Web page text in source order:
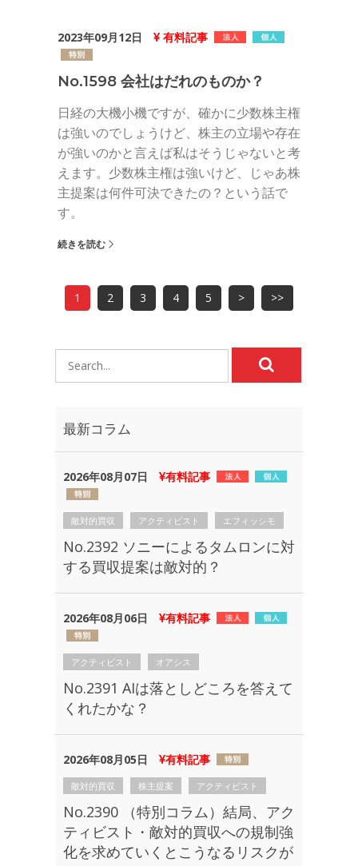
2023年09月12日 有料記事
No.1598 会社はだれのものか？
日経の大機小機ですが、確かに少数株主権
は強いのでしょうけど、株主の立場や存在
が強いのかと言えば私はそうじゃないと考
えます。少数株主権は強いけど、じゃあ株
主提案は何件可決できたの？という話で
す。
続きを読む
1 2 3 4 5 > >>
最新コラム
2026年08月07日 有料記事
敵対的買収 アクティビスト エフィッシモ
No.2392 ソニーによるタムロンに対
する買収提案は敵対的？
2026年08月06日 有料記事
アクティビスト オアシス
No.2391 AIは落としどころを答えて
くれたかな？
2026年08月05日 有料記事
敵対的買収 株主提案 アクティビスト
No.2390 （特別コラム）結局、アク
ティビスト・敵対的買収への規制強
化を求めていくとこうなるリスクが